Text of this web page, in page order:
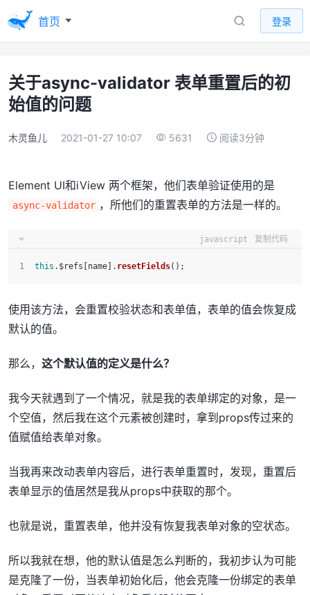
首页 登录
关于async-validator 表单重置后的初
始值的问题
木灵鱼儿 2021-01-27 10:07 5631 阅读3分钟
Element UI和iView 两个框架，他们表单验证使用的是
async-validator ，所他们的重置表单的方法是一样的。
javascript 复制代码
this . $refs [name]. resetFields();
使用该方法，会重置校验状态和表单值，表单的值会恢复成
默认的值。
那么， 这个默认值的定义是什么？
我今天就遇到了一个情况，就是我的表单绑定的对象，是一
个空值，然后我在这个元素被创建时，拿到props传过来的
值赋值给表单对象。
当我再来改动表单内容后，进行表单重置时，发现，重置后
表单显示的值居然是我从props中获取的那个。
也就是说，重置表单，他并没有恢复我表单对象的空状态。
所以我就在想，他的默认值是怎么判断的，我初步认为可能
是克隆了一份，当表单初始化后，他会克隆一份绑定的表单